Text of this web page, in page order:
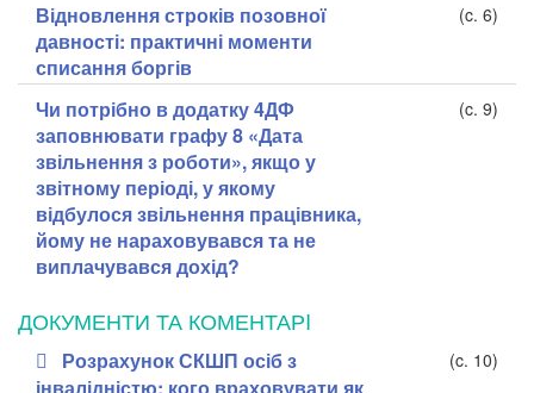
Відновлення строків позовної
давності: практичні моменти
списання боргів
(c. 6)
Чи потрібно в додатку 4ДФ
заповнювати графу 8 «Дата
звільнення з роботи», якщо у
звітному періоді, у якому
відбулося звільнення працівника,
йому не нараховувався та не
виплачувався дохід?
(c. 9)
ДОКУМЕНТИ ТА КОМЕНТАРI
Розрахунок СКШП осіб з
(c. 10)